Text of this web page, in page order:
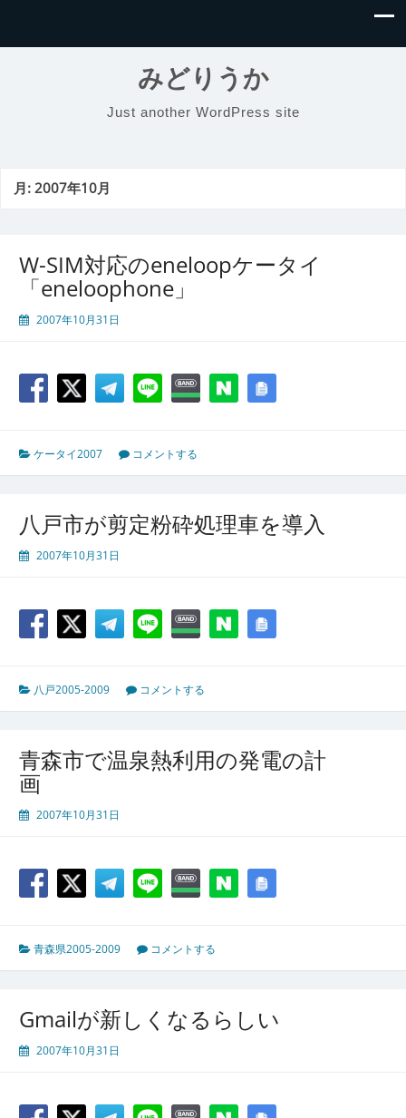
みどりうか
Just another WordPress site
月:2007年10月
W-SIM対応のeneloopケータイ
「eneloophone」
2007年10月31日
ケータイ2007 コメントする
八戸市が剪定粉砕処理車を導入
2007年10月31日
八戸2005-2009 コメントする
青森市で温泉熱利用の発電の計
画
2007年10月31日
青森県2005-2009 コメントする
Gmailが新しくなるらしい
2007年10月31日